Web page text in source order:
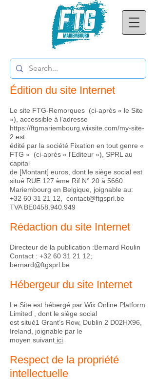
Mentions légales.
Édition du site Internet
Le site FTG-Remorques (ci-après « le Site
»), accessible à l’adresse
https://ftgmariembourg.wixsite.com/my-site-
2 est
édité par la société Fixation en tout genre «
FTG » (ci-après « l'Editeur »), SPRL au
capital
de [Montant] euros, dont le siège social est
situé RUE 127 ème Rif N° 20 à 5660
Mariembourg en Belgique, joignable au:
+32 60 31 21 12
contact@ftgsprl.be
TVA BE0458.940.949
Rédaction du site Internet
Directeur de la publication :Bernard Roulin
Contact : +32 60 31 21 12;
bernard@ftgsprl.be
Hébergeur du site Internet
Le Site est hébergé par Wix Online Platform
Limited , dont le siège social
est situé1 Grant’s Row, Dublin 2 D02HX96,
Ireland, joignable par le
moyen suivant ici
Respect de la propriété
intellectuelle